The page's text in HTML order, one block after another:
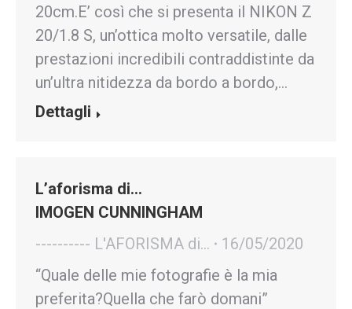
20cm.E’ così che si presenta il NIKON Z
20/1.8 S, un’ottica molto versatile, dalle
prestazioni incredibili contraddistinte da
un’ultra nitidezza da bordo a bordo,…
Dettagli
L’aforisma di…
IMOGEN CUNNINGHAM
---------- L'AFORISMA di...
16/05/2020
“Quale delle mie fotografie è la mia
preferita?Quella che farò domani”